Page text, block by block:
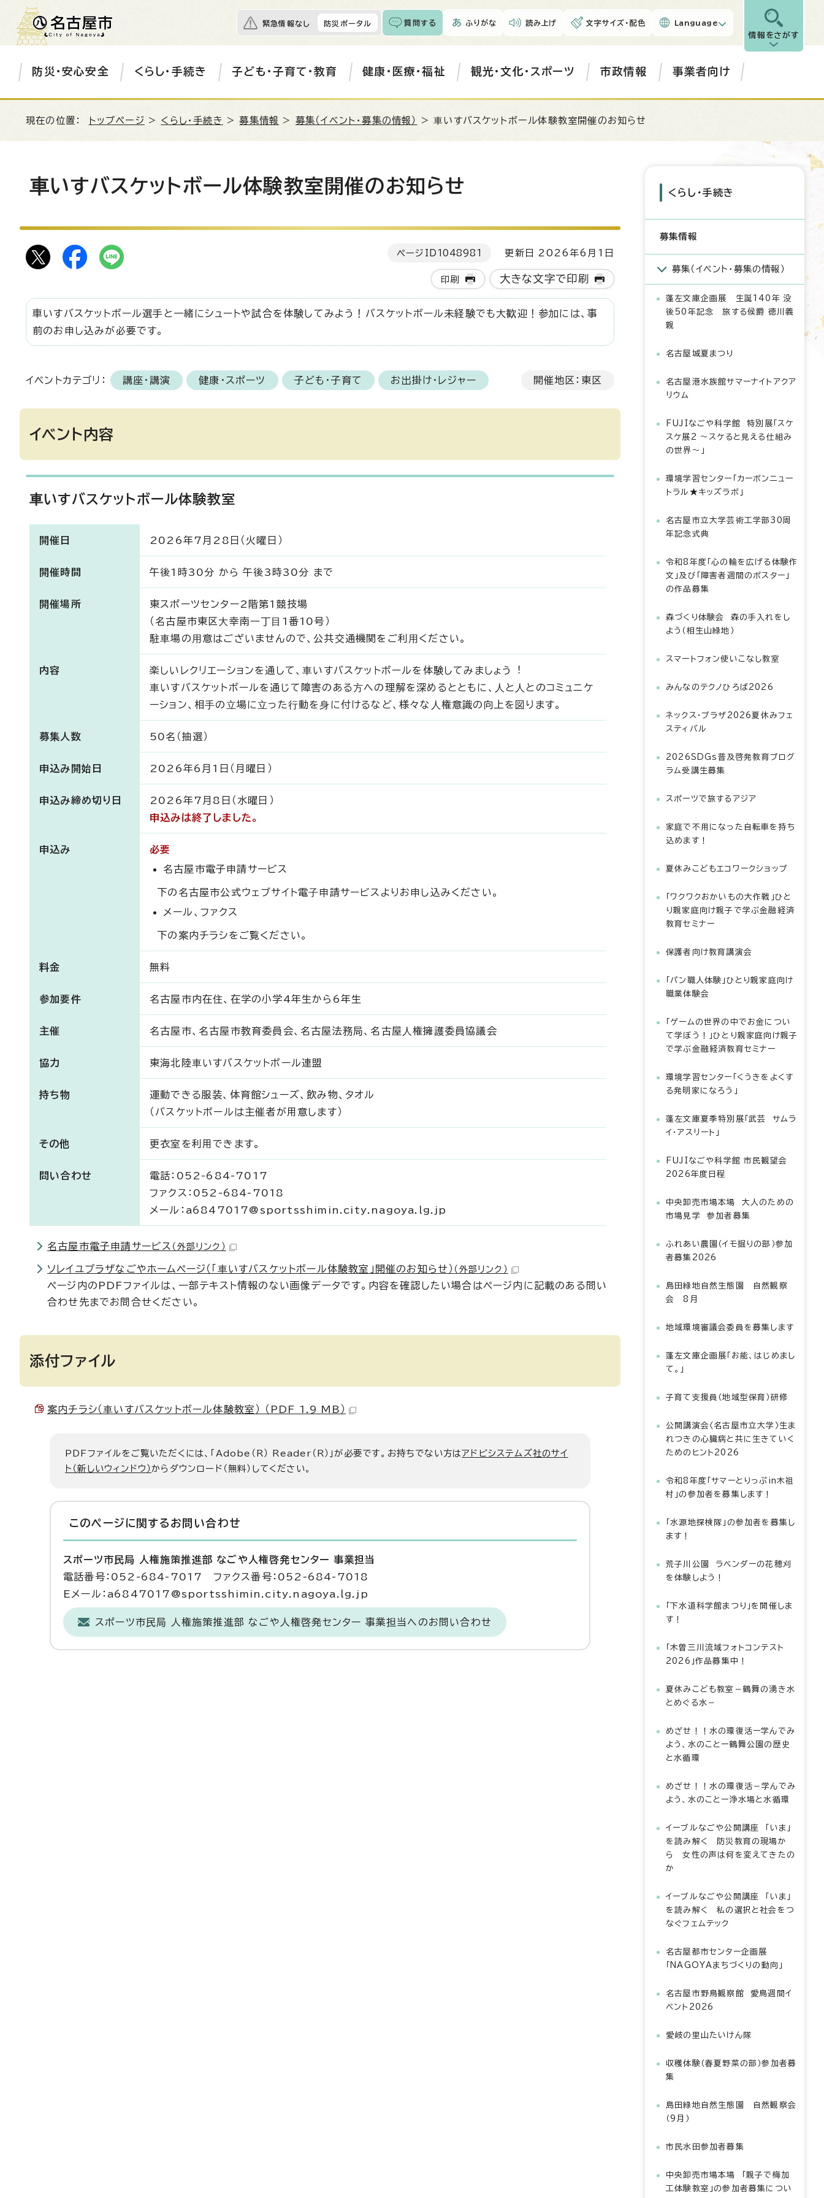
緊急情報なし 防災ポータル 質問する ふりがな 読み上げ 文字サイズ・配色 Language
情報をさがす
防災・安心安全 くらし・手続き 子ども・子育て・教育 健康・医療・福祉 観光・文化・スポーツ 市政情報 事業者向け
現在の位置： トップページ > くらし・手続き >募集情報 > 募集（イベント・募集の情報） > ⾞いすバスケットボール体験教室開催のお知らせ
⾞いすバスケットボール体験教室開催のお知らせ
ページID 1048981 更新日 2026年6月1日
印刷 大きな文字で印刷
車いすバスケットボール選手と一緒にシュートや試合を体験してみよう！バスケットボール未経験でも大歓迎！参加には、事
前のお申し込みが必要です。
イベントカテゴリ： 講座・講演 健康・スポーツ 子ども・子育て お出掛け・レジャー 開催地区：東区
イベント内容
⾞いすバスケットボール体験教室
開催日 2026年7月28日（火曜日）
開催時間 午後1時30分 から 午後3時30分 まで
開催場所
東スポーツセンター2階第1競技場
（名古屋市東区⼤幸南⼀丁⽬1番10号）
駐⾞場の⽤意はございませんので、公共交通機関をご利⽤ください。
内容
楽しいレクリエーションを通して、⾞いすバスケットボールを体験してみましょう︕
⾞いすバスケットボールを通じて障害のある⽅への理解を深めるとともに、⼈と⼈とのコミュニケ
ーション、相⼿の⽴場に⽴った⾏動を⾝に付けるなど、様々な⼈権意識の向上を図ります。
募集人数 50名（抽選）
申込み開始日 2026年6月1日（月曜日）
申込み締め切り日
2026年7月8日（水曜日）
申込みは終了しました。
申込み
必要
名古屋市電子申請サービス
下の名古屋市公式ウェブサイト電⼦申請サービスよりお申し込みください。
メール、ファクス
下の案内チラシをご覧ください。
料金 無料
参加要件 名古屋市内在住、在学の小学4年生から6年生
主催 名古屋市、名古屋市教育委員会、名古屋法務局、名古屋⼈権擁護委員協議会
協力 東海北陸⾞いすバスケットボール連盟
持ち物
運動できる服装、体育館シューズ、飲み物、タオル
（バスケットボールは主催者が用意します）
その他 更衣室を利用できます。
問い合わせ
電話：052-684-7017
ファクス：052-684-7018
メール：a6847017@sportsshimin.city.nagoya.lg.jp
名古屋市電子申請サービス （外部リンク）
ソレイユプラザなごやホームページ（「⾞いすバスケットボール体験教室」開催のお知らせ） （外部リンク）
ページ内のPDFファイルは、一部テキスト情報のない画像データです。内容を確認したい場合はページ内に記載のある問い
合わせ先までお問合せください。
添付ファイル
案内チラシ（⾞いすバスケットボール体験教室） （PDF 1.9 MB）
PDFファイルをご覧いただくには、「Adobe（R） Reader（R）」が必要です。お持ちでない方はアドビシステムズ社のサイ
ト（新しいウィンドウ）からダウンロード（無料）してください。
このページに関する お問い合わせ
スポーツ市民局 人権施策推進部 なごや人権啓発センター 事業担当
電話番号：052-684-7017 ファクス番号：052-684-7018
Eメール：a6847017@sportsshimin.city.nagoya.lg.jp
スポーツ市民局 人権施策推進部 なごや人権啓発センター 事業担当へのお問い合わせ
くらし・手続き
募集情報
募集（イベント・募集の情報）
蓬左文庫企画展 生誕140年 没
後50年記念 旅する侯爵 徳川義
親
名古屋城夏まつり
名古屋港水族館サマーナイトアクア
リウム
FUJIなごや科学館 特別展「スケ
スケ展2 ～スケると見える仕組み
の世界～」
環境学習センター「カーボンニュー
トラル★キッズラボ」
名古屋市立大学芸術工学部30周
年記念式典
令和8年度「心の輪を広げる体験作
文」及び「障害者週間のポスター」
の作品募集
森づくり体験会 森の手入れをし
よう（相生山緑地）
スマートフォン使いこなし教室
みんなのテクノひろば2026
ネックス・プラザ2026夏休みフェ
スティバル
2026SDGs普及啓発教育プログ
ラム受講生募集
スポーツで旅するアジア
家庭で不用になった自転車を持ち
込めます！
夏休みこどもエコワークショップ
「ワクワクおかいもの大作戦」ひと
り親家庭向け親子で学ぶ金融経済
教育セミナー
保護者向け教育講演会
「パン職人体験」ひとり親家庭向け
職業体験会
「ゲームの世界の中でお金につい
て学ぼう！」ひとり親家庭向け親子
で学ぶ金融経済教育セミナー
環境学習センター「くうきをよくす
る発明家になろう」
蓬左文庫夏季特別展「武芸 サムラ
イ・アスリート」
FUJIなごや科学館 市民観望会
2026年度日程
中央卸売市場本場 大人のための
市場見学 参加者募集
ふれあい農園（イモ掘りの部）参加
者募集2026
島田緑地自然生態園 自然観察
会 8月
地域環境審議会委員を募集します
蓬左文庫企画展「お能、はじめまし
て。」
子育て支援員（地域型保育）研修
公開講演会〈名古屋市立大学〉生ま
れつきの心臓病と共に生きていく
ためのヒント2026
令和8年度「サマーとりっぷin木祖
村」の参加者を募集します！
「水源地探検隊」の参加者を募集し
ます！
荒子川公園 ラベンダーの花穂刈
を体験しよう！
「下水道科学館まつり」を開催しま
す！
「木曽三川流域フォトコンテスト
2026」作品募集中！
夏休みこども教室－鶴舞の湧き水
とめぐる水－
めざせ！！水の環復活ー学んでみ
よう、水のことー鶴舞公園の歴史
と水循環
めざせ！！水の環復活－学んでみ
よう、水のことー浄水場と水循環
イーブルなごや公開講座 「いま」
を読み解く 防災教育の現場か
ら 女性の声は何を変えてきたの
か
イーブルなごや公開講座 「いま」
を読み解く 私の選択と社会をつ
なぐフェムテック
名古屋都市センター企画展
「NAGOYAまちづくりの動向」
名古屋市野鳥観察館 愛鳥週間イ
ベント2026
愛岐の里山たいけん隊
収穫体験（春夏野菜の部）参加者募
集
島田緑地自然生態園 自然観察会
（9月）
市民水田参加者募集
中央卸売市場本場 「親子で梅加
工体験教室」の参加者募集につい